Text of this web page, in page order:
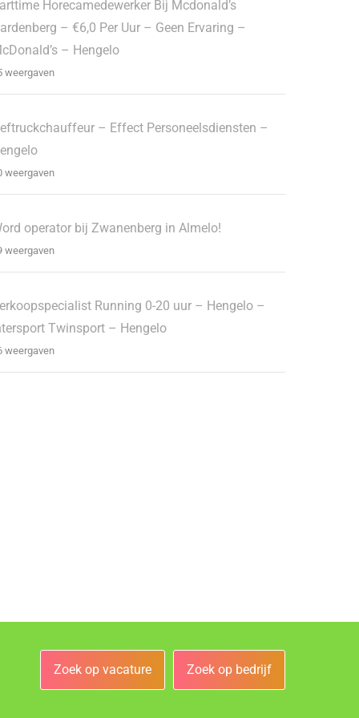
Horecamedewerker Bij Mcdonald’s
– €6,0 Per Uur – Geen Ervaring –
– Hengelo
weergaven
– Effect Personeelsdiensten –
weergaven
operator bij Zwanenberg in Almelo!
weergaven
Running 0-20 uur – Hengelo –
Twinsport – Hengelo
weergaven
Zoek op vacature Zoek op bedrijf